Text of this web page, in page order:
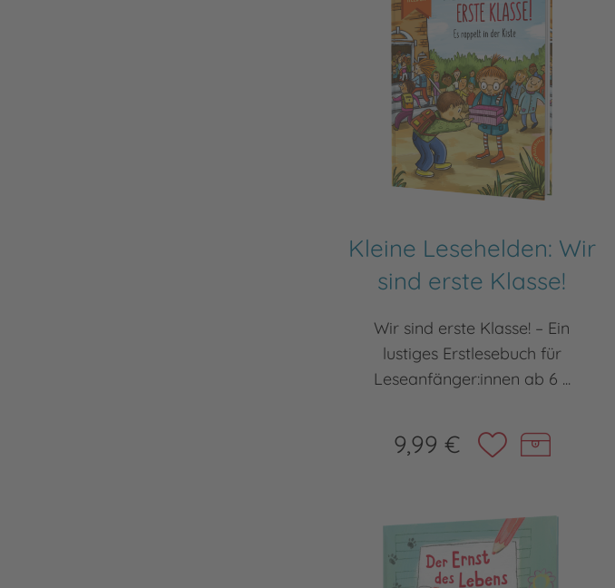
Kleine Lesehelden: Wir
sind erste Klasse!
Wir sind erste Klasse! – Ein
lustiges Erstlesebuch für
Leseanfänger:innen ab 6 ...
9,99 €